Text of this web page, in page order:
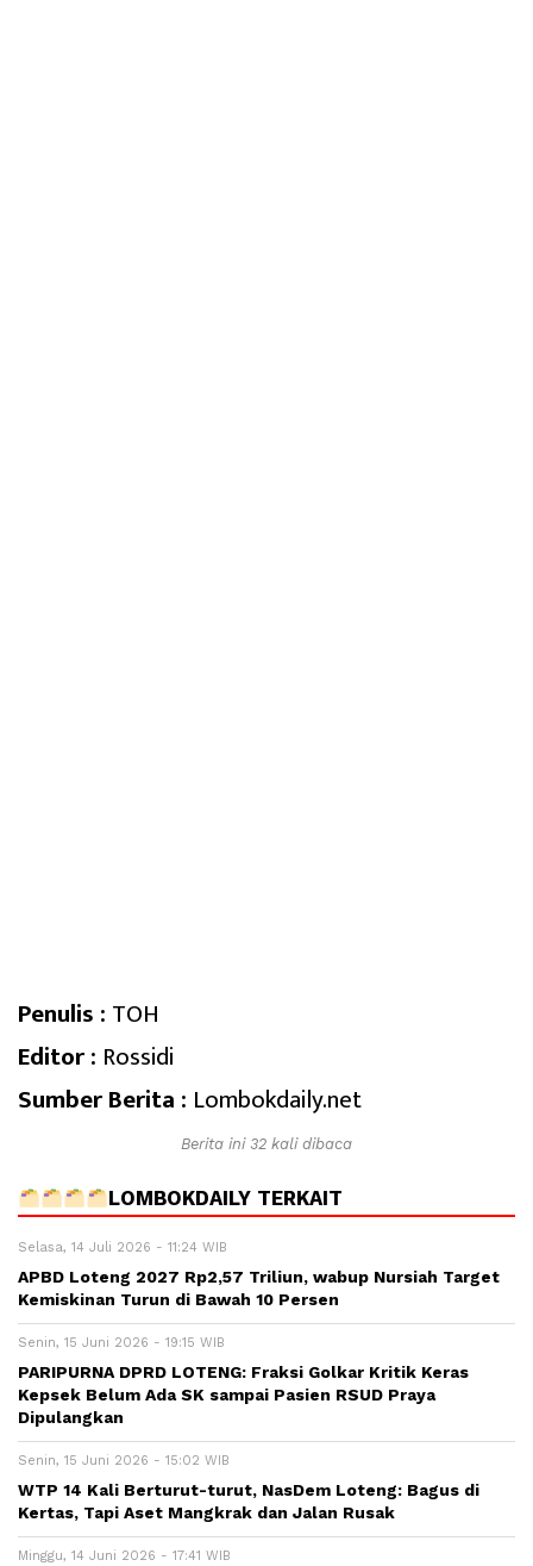
Penulis : TOH
Editor : Rossidi
Sumber Berita : Lombokdaily.net
Berita ini 32 kali dibaca
LOMBOKDAILY TERKAIT
Selasa, 14 Juli 2026 - 11:24 WIB
APBD Loteng 2027 Rp2,57 Triliun, wabup Nursiah Target
Kemiskinan Turun di Bawah 10 Persen
Senin, 15 Juni 2026 - 19:15 WIB
PARIPURNA DPRD LOTENG: Fraksi Golkar Kritik Keras
Kepsek Belum Ada SK sampai Pasien RSUD Praya
Dipulangkan
Senin, 15 Juni 2026 - 15:02 WIB
WTP 14 Kali Berturut-turut, NasDem Loteng: Bagus di
Kertas, Tapi Aset Mangkrak dan Jalan Rusak
Minggu, 14 Juni 2026 - 17:41 WIB